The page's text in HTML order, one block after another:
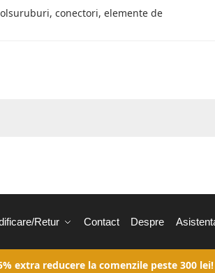
conectori, elemente de
Retur Contact Despre
extra reducere la comenzile peste 300 lei!